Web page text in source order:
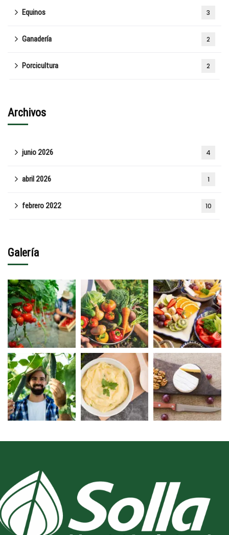
Equinos 3
Ganadería 2
Porcicultura 2
Archivos
junio 2026 4
abril 2026 1
febrero 2022 10
Galería